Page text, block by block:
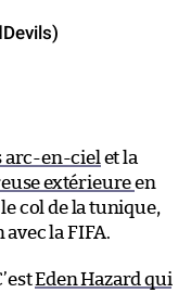
arc-en-ciel et la
extérieureen
col de la tunique,
la FIFA.
Eden Hazard qui